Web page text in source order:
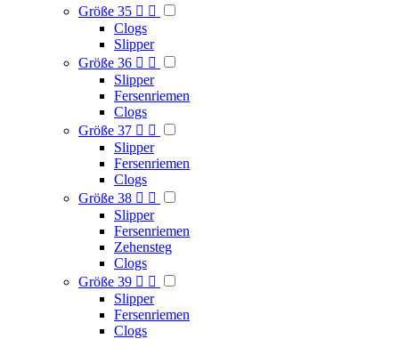
Größe 35  
Clogs
Slipper
Größe 36  
Slipper
Fersenriemen
Clogs
Größe 37  
Slipper
Fersenriemen
Clogs
Größe 38  
Slipper
Fersenriemen
Zehensteg
Clogs
Größe 39  
Slipper
Fersenriemen
Clogs